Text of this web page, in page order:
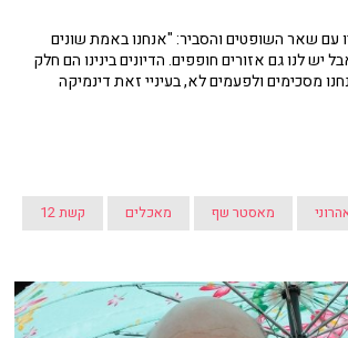
עם שאר השופטים והסביר: "אנחנו באמת שונים
יש לנו גם אזורים חופפים. הדיונים בינינו הם חלק
מסכימים ולפעמים לא, בעיניי זאת דינמיקה
מאסטר שף מאכלים קשת 12